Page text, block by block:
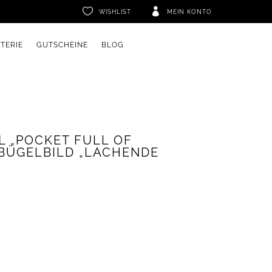
 WISHLIST  MEIN KONTO
GUTSCHEINE BLOG
„POCKET FULL OF
„LACHENDE